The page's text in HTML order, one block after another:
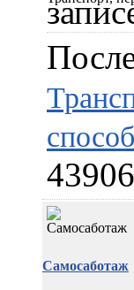
Самосаботаж